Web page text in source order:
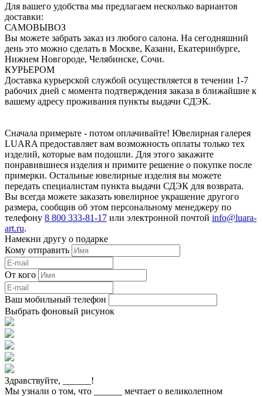
Для вашего удобства мы предлагаем несколько вариантов
доставки:
САМОВЫВОЗ
Вы можете забрать заказ из любого салона. На сегодняшний
день это можно сделать в Москве, Казани, Екатеринбурге,
Нижнем Новгороде, Челябинске, Сочи.
КУРЬЕРОМ
Доставка курьерской службой осуществляется в течении 1-7
рабочих дней с момента подтверждения заказа в ближайшие к
вашему адресу проживания пункты выдачи СДЭК.
Сначала примерьте - потом оплачивайте! Ювелирная галерея
LUARA предоставляет вам возможность оплаты только тех
изделий, которые вам подошли. Для этого закажите
понравившиеся изделия и примите решение о покупке после
примерки. Остальные ювелирные изделия вы можете
передать специалистам пункта выдачи СДЭК для возврата.
Вы всегда можете заказать ювелирное украшение другого
размера, сообщив об этом персональному менеджеру по
телефону 8 800 333-81-17 или электронной почтой info@luara-
art.ru.
Намекни другу о подарке
Кому отправить
От кого
Ваш мобильный телефон
Выбрать фоновый рисунок
Здравствуйте,
!
Мы узнали о том, что
мечтает о великолепном